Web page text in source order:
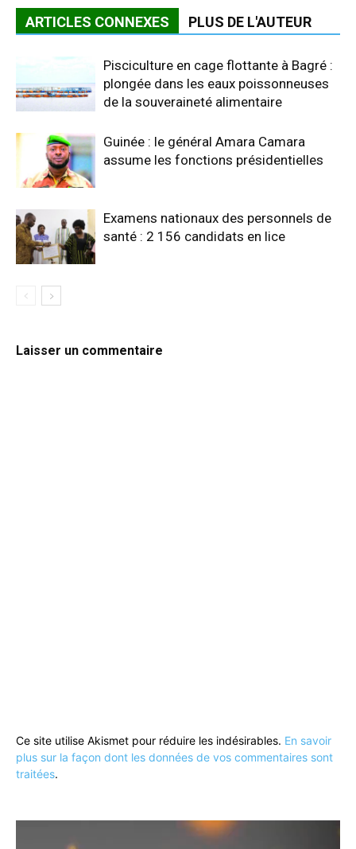
ARTICLES CONNEXES PLUS DE L'AUTEUR
Pisciculture en cage flottante à Bagré :
plongée dans les eaux poissonneuses
de la souveraineté alimentaire
Guinée : le général Amara Camara
assume les fonctions présidentielles
Examens nationaux des personnels de
santé : 2 156 candidats en lice
Laisser un commentaire
Ce site utilise Akismet pour réduire les indésirables. En savoir
plus sur la façon dont les données de vos commentaires sont
traitées.